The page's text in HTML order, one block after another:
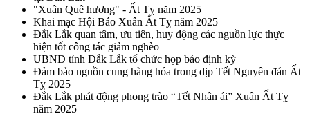
"Xuân Quê hương" - Ất Tỵ năm 2025
Khai mạc Hội Báo Xuân Ất Tỵ năm 2025
Đắk Lắk quan tâm, ưu tiên, huy động các nguồn lực thực
hiện tốt công tác giảm nghèo
UBND tỉnh Đắk Lắk tổ chức họp báo định kỳ
Đảm bảo nguồn cung hàng hóa trong dịp Tết Nguyên đán Ất
Tỵ 2025
Đắk Lắk phát động phong trào “Tết Nhân ái” Xuân Ất Tỵ
năm 2025